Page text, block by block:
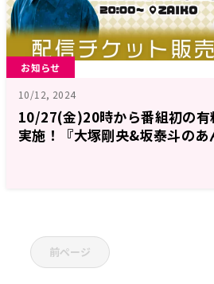
お知らせ
10/12, 2024
10/27(金)20時から番組初の有
実施！『大塚剛央&坂泰斗のあ
前ページ